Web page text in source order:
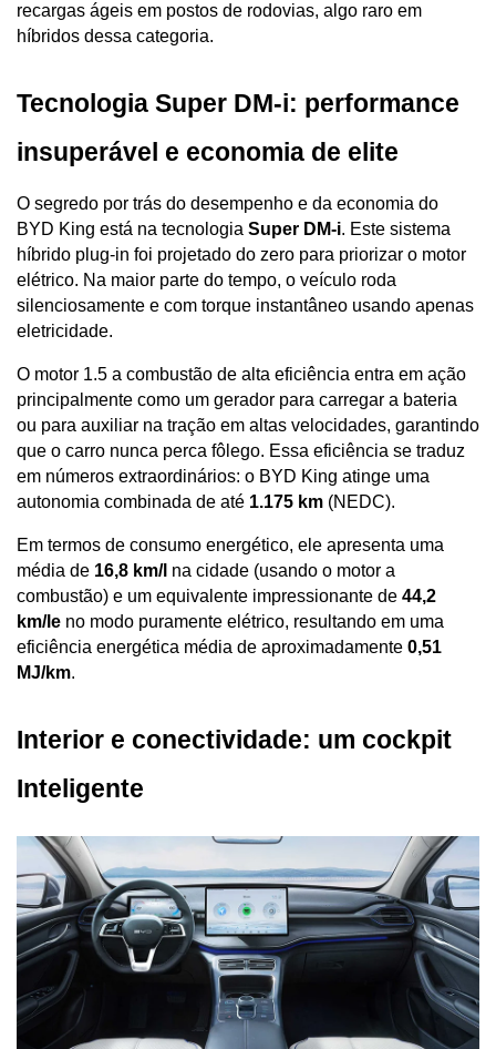
recargas ágeis em postos de rodovias, algo raro em
híbridos dessa categoria.
Tecnologia Super DM-i: performance
insuperável e economia de elite
O segredo por trás do desempenho e da economia do
BYD King está na tecnologia Super DM-i. Este sistema
híbrido plug-in foi projetado do zero para priorizar o motor
elétrico. Na maior parte do tempo, o veículo roda
silenciosamente e com torque instantâneo usando apenas
eletricidade.
O motor 1.5 a combustão de alta eficiência entra em ação
principalmente como um gerador para carregar a bateria
ou para auxiliar na tração em altas velocidades, garantindo
que o carro nunca perca fôlego. Essa eficiência se traduz
em números extraordinários: o BYD King atinge uma
autonomia combinada de até 1.175 km (NEDC).
Em termos de consumo energético, ele apresenta uma
média de 16,8 km/l na cidade (usando o motor a
combustão) e um equivalente impressionante de 44,2
km/le no modo puramente elétrico, resultando em uma
eficiência energética média de aproximadamente 0,51
MJ/km.
Interior e conectividade: um cockpit
Inteligente